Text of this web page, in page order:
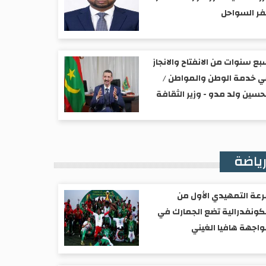
السواحل
سنوات من الانفتاح والانجاز
خدمة الوطن والمواطن /
ولد مدو - وزير الثقافة
رياضة
التمهيدي الأول من
تضع الجمارك في
هافيا الغيني